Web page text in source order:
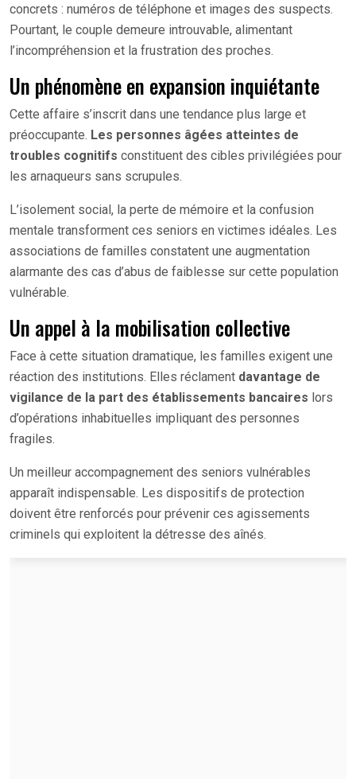
concrets : numéros de téléphone et images des suspects.
Pourtant, le couple demeure introuvable, alimentant
l’incompréhension et la frustration des proches.
Un phénomène en expansion inquiétante
Cette affaire s’inscrit dans une tendance plus large et
préoccupante. Les personnes âgées atteintes de
troubles cognitifs constituent des cibles privilégiées pour
les arnaqueurs sans scrupules.
L’isolement social, la perte de mémoire et la confusion
mentale transforment ces seniors en victimes idéales. Les
associations de familles constatent une augmentation
alarmante des cas d’abus de faiblesse sur cette population
vulnérable.
Un appel à la mobilisation collective
Face à cette situation dramatique, les familles exigent une
réaction des institutions. Elles réclament davantage de
vigilance de la part des établissements bancaires lors
d’opérations inhabituelles impliquant des personnes
fragiles.
Un meilleur accompagnement des seniors vulnérables
apparaît indispensable. Les dispositifs de protection
doivent être renforcés pour prévenir ces agissements
criminels qui exploitent la détresse des aînés.